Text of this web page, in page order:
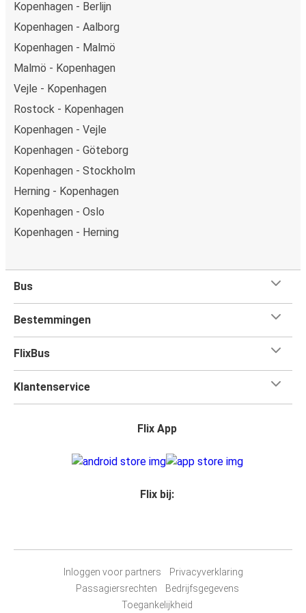
Kopenhagen - Berlijn
Kopenhagen - Aalborg
Kopenhagen - Malmö
Malmö - Kopenhagen
Vejle - Kopenhagen
Rostock - Kopenhagen
Kopenhagen - Vejle
Kopenhagen - Göteborg
Kopenhagen - Stockholm
Herning - Kopenhagen
Kopenhagen - Oslo
Kopenhagen - Herning
Bus
Bestemmingen
FlixBus
Klantenservice
Flix App
Flix bij:
Inloggen voor partners
Privacyverklaring
Passagiersrechten
Bedrijfsgegevens
Toegankelijkheid